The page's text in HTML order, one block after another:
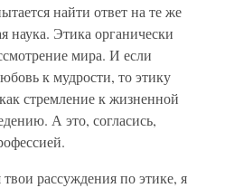
найти ответ на те же
наука. Этика органически
мира. И если
к мудрости, то этику
стремление к жизненной
А это, согласись,
рассуждения по этике, я